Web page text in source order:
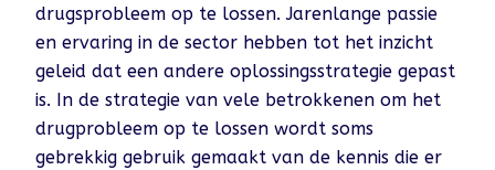
drugsprobleem op te lossen. Jarenlange passie
en ervaring in de sector hebben tot het inzicht
geleid dat een andere oplossingsstrategie gepast
is. In de strategie van vele betrokkenen om het
drugprobleem op te lossen wordt soms
gebrekkig gebruik gemaakt van de kennis die er